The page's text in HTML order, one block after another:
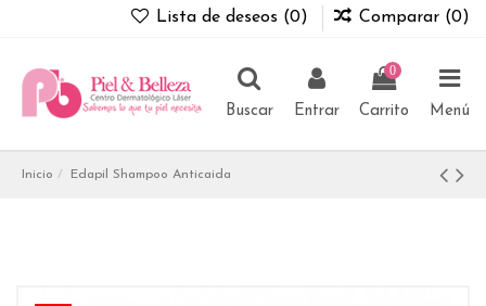
Lista de deseos (0) Comparar (0)
Buscar Entrar
0
Carrito Menú
Inicio Edapil Shampoo Anticaida